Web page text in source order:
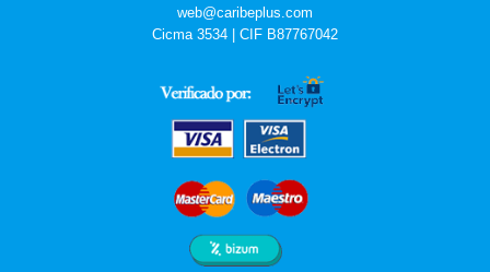
web@caribeplus.com
Cicma 3534 | CIF B87767042